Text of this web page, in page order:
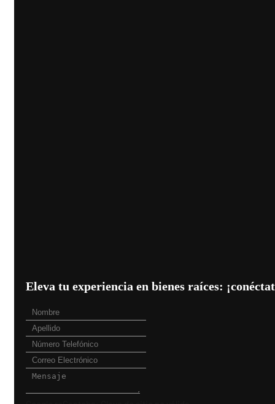
Eleva tu experiencia en bienes raíces: